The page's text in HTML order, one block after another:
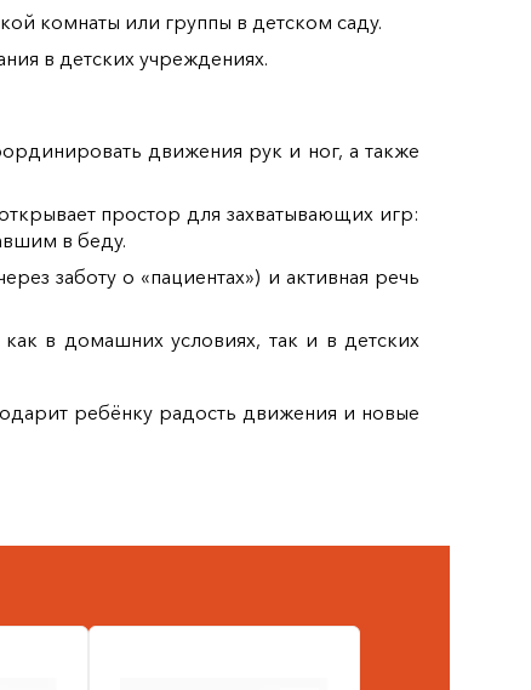
комнаты или группы в детском саду.
в детских учреждениях.
движения рук и ног, а также
простор для захватывающих игр:
в беду.
заботу о «пациентах») и активная речь
как в домашних условиях, так и в детских
ребёнку радость движения и новые